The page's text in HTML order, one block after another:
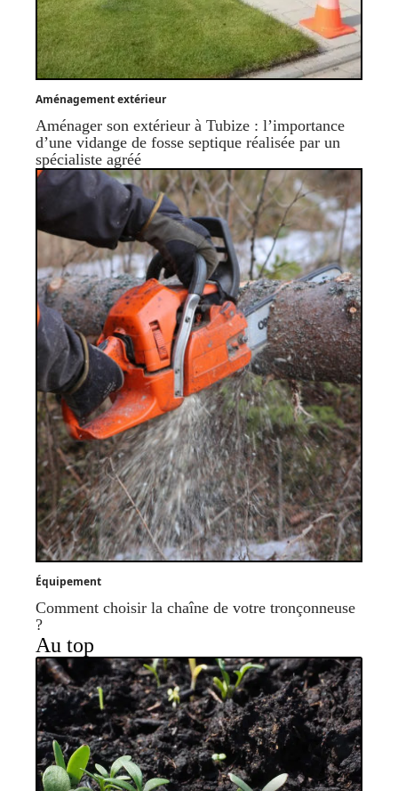
Aménagement extérieur
Aménager son extérieur à Tubize : l’importance
d’une vidange de fosse septique réalisée par un
spécialiste agréé
Équipement
Comment choisir la chaîne de votre tronçonneuse
?
Au top